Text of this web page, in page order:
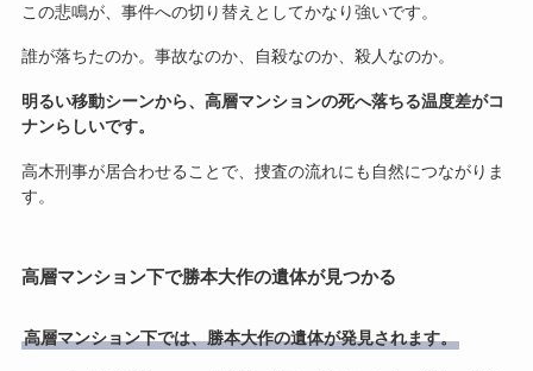
この悲鳴が、事件への切り替えとしてかなり強いです。
誰が落ちたのか。事故なのか、自殺なのか、殺人なのか。
明るい移動シーンから、高層マンションの死へ落ちる温度差がコ
ナンらしいです。
高木刑事が居合わせることで、捜査の流れにも自然につながりま
す。
高層マンション下で勝本大作の遺体が見つかる
高層マンション下では、勝本大作の遺体が発見されます。